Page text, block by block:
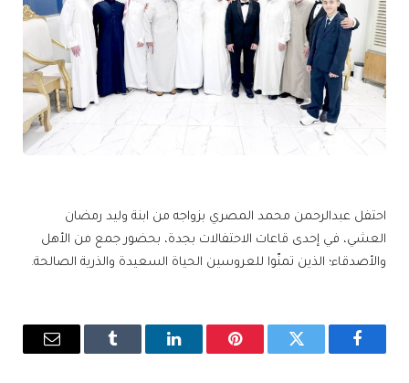
احتفل عبدالرحمن محمد المصري بزواجه من ابنة وليد رمضان
العشي، في إحدى قاعات الاحتفالات بجدة، بحضور جمع من الأهل
والأصدقاء؛ الذين تمنّوا للعروسين الحياة السعيدة والذرية الصالحة.
فيسبوك تويتر بينتيريستلينكدإن Tumblr
البريد